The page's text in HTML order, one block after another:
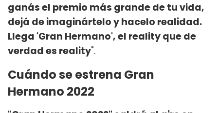
ganás el premio más grande de tu vida,
dejá de imaginártelo y hacelo realidad.
Llega 'Gran Hermano', el reality que de
verdad es reality".
Cuándo se estrena Gran
Hermano 2022